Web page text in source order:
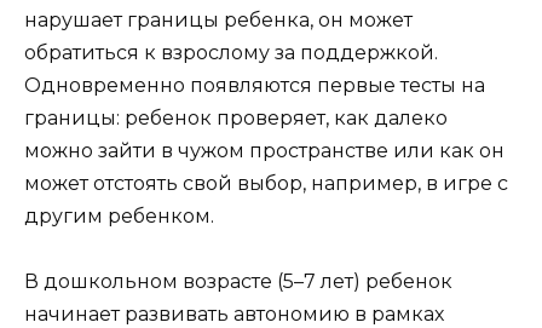
нарушает границы ребенка, он может
обратиться к взрослому за поддержкой.
Одновременно появляются первые тесты на
границы: ребенок проверяет, как далеко
можно зайти в чужом пространстве или как он
может отстоять свой выбор, например, в игре с
другим ребенком.
В дошкольном возрасте (5–7 лет) ребенок
начинает развивать автономию в рамках